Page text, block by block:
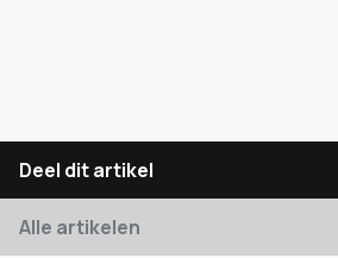
Deel dit artikel
Alle artikelen